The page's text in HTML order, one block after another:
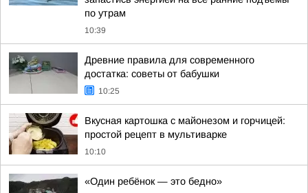
по утрам
10:39
Древние правила для современного
достатка: советы от бабушки
10:25
Вкусная картошка с майонезом и горчицей:
простой рецепт в мультиварке
10:10
«Один ребёнок — это бедно»